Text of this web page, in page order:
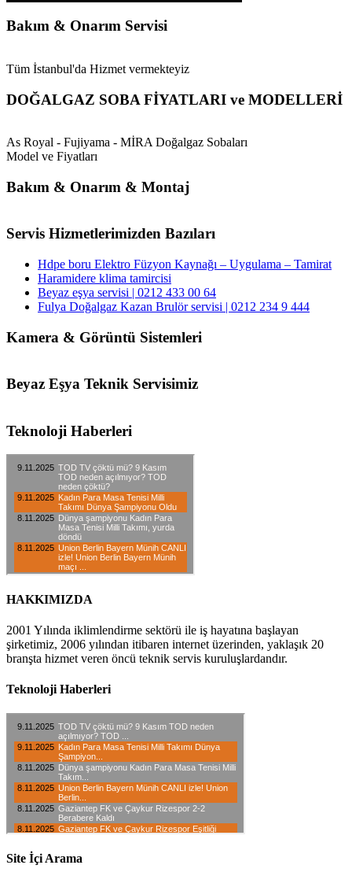
Bakım & Onarım Servisi
Tüm İstanbul'da Hizmet vermekteyiz
DOĞALGAZ SOBA FİYATLARI ve MODELLERİ
As Royal - Fujiyama - MİRA Doğalgaz Sobaları
Model ve Fiyatları
Bakım & Onarım & Montaj
Servis Hizmetlerimizden Bazıları
Hdpe boru Elektro Füzyon Kaynağı – Uygulama – Tamirat
Haramidere klima tamircisi
Beyaz eşya servisi | 0212 433 00 64
Fulya Doğalgaz Kazan Brulör servisi | 0212 234 9 444
Kamera & Görüntü Sistemleri
Beyaz Eşya Teknik Servisimiz
Teknoloji Haberleri
HAKKIMIZDA
2001 Yılında iklimlendirme sektörü ile iş hayatına başlayan
şirketimiz, 2006 yılından itibaren internet üzerinden, yaklaşık 20
branşta hizmet veren öncü teknik servis kuruluşlardandır.
Teknoloji Haberleri
Site İçi Arama